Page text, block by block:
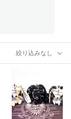
絞り込みなし